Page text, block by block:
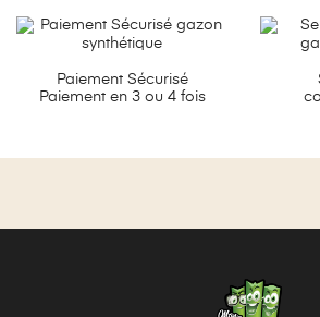
Paiement Sécurisé
Paiement en 3 ou 4 fois